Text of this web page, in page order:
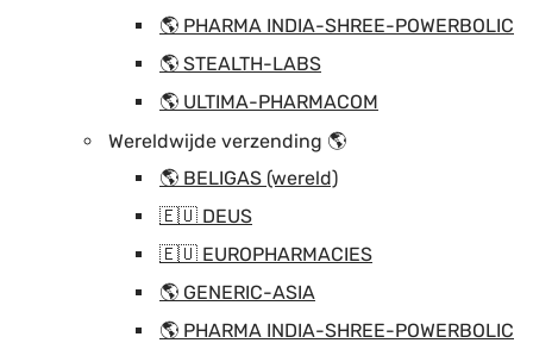
🌎 PHARMA INDIA-SHREE-POWERBOLIC
🌎 STEALTH-LABS
🌎 ULTIMA-PHARMACOM
Wereldwijde verzending 🌎
🌎 BELIGAS (wereld)
🇪🇺 DEUS
🇪🇺 EUROPHARMACIES
🌎 GENERIC-ASIA
🌎 PHARMA INDIA-SHREE-POWERBOLIC